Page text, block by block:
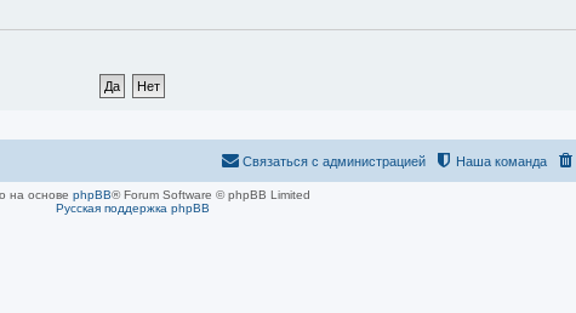
Наша команда
Связаться с администрацией
на основе phpBB® Forum Software © phpBB Limited
Русская поддержка phpBB